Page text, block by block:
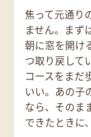
焦って元通り
ません。まず
朝に窓を開
つ取り戻して
コースをまだ
いい。あの子
なら、そのま
できたときに